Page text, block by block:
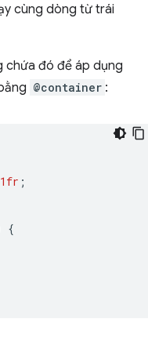
cùng dòng từ trái
chứa đó để áp dụng
@container :
1fr ;
{